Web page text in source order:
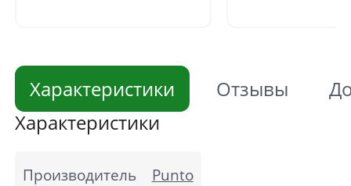
Характеристики Отзывы
Характеристики
Производитель Punto